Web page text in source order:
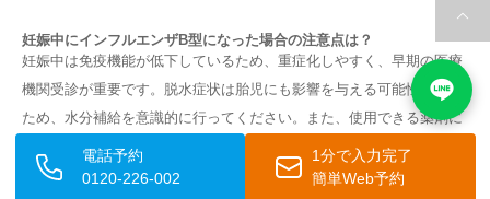
妊娠中にインフルエンザB型になった場合の注意点は？
妊娠中は免疫機能が低下しているため、重症化しやすく、早期の医療
機関受診が重要です。脱水症状は胎児にも影響を与える可能性がある
ため、水分補給を意識的に行ってください。また、使用できる薬剤に
制限があるため、自己判断での薬剤使用は避け、必ず医師に相談して
ください。
電話予約
0120-226-002
1分で入力完了
簡単Web予約